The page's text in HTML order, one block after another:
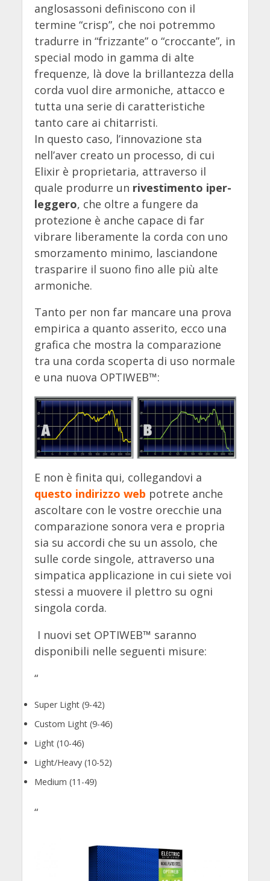
anglosassoni definiscono con il
termine “crisp”, che noi potremmo
tradurre in “frizzante” o “croccante”, in
special modo in gamma di alte
frequenze, là dove la brillantezza della
corda vuol dire armoniche, attacco e
tutta una serie di caratteristiche
tanto care ai chitarristi.
In questo caso, l’innovazione sta
nell’aver creato un processo, di cui
Elixir è proprietaria, attraverso il
quale produrre un rivestimento iper-
leggero, che oltre a fungere da
protezione è anche capace di far
vibrare liberamente la corda con uno
smorzamento minimo, lasciandone
trasparire il suono fino alle più alte
armoniche.
Tanto per non far mancare una prova
empirica a quanto asserito, ecco una
grafica che mostra la comparazione
tra una corda scoperta di uso normale
e una nuova OPTIWEB™:
E non è finita qui, collegandovi a
questo indirizzo web potrete anche
ascoltare con le vostre orecchie una
comparazione sonora vera e propria
sia su accordi che su un assolo, che
sulle corde singole, attraverso una
simpatica applicazione in cui siete voi
stessi a muovere il plettro su ogni
singola corda.
I nuovi set OPTIWEB™ saranno
disponibili nelle seguenti misure:
“
Super Light (9-42)
Custom Light (9-46)
Light (10-46)
Light/Heavy (10-52)
Medium (11-49)
“